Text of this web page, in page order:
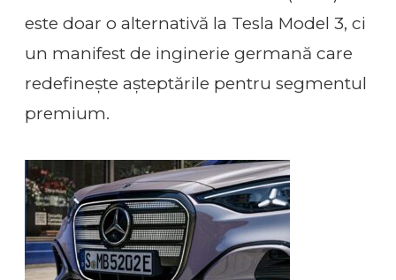
este doar o alternativă la Tesla Model 3, ci
un manifest de inginerie germană care
redefinește așteptările pentru segmentul
premium.